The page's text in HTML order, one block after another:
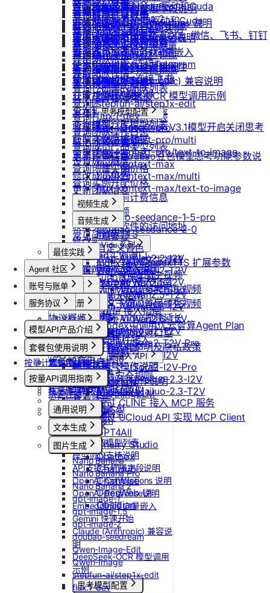
云硬盘扩容与挂载
云存储挂载
模型库挂载
自启动
手动安装监控
无卡模式
Windows安装Nvidia驱动和Cuda
ubuntu安装Nvidia驱动和Cuda
使用LangBot快速部署QQ、微信、飞书、钉钉
机器人
使用Clawdbot连接Telegram
使用Clawdbot连接飞书
重置实例密码
升降配实例
获取支持的可用区信息列表
查询网络加速服务状态
检查指定规格的资源可用性
获取可用机型列表
获取机型族列表
查询软件端口映射列表
查询模型仓库模型列表
获取实例监控数据
变更实例计费方式
查询创建实例价格
查询实例升配价格
查询实例当前计费信息
查询退费金额
获取实例上软件的访问地址
修改实例名称
更新Pod实例端口
设置/更新定时关机
取消定时关机
获取镜像标签列表
查询他人共享给自己的镜像
查询已收藏的镜像列表
查询自己发布的社区镜像
查询指定用户的社区镜像
查询镜像制作进度
共享/取消共享镜像
发布镜像到社区
收藏镜像
取消收藏镜像
更新镜像信息
查询云盘扩容价格
挂载 US3 对象存储到实例
云存储文件上传和下载
查询成员订单数量
查询成员未支付订单
查询成员未支付订单数量
导出团队账单
获取团队详情
查询已创建的团队列表
查询团队邀请记录
查询已加入的团队列表
查询团队操作日志
查询成员产品类型列表
设置成员额度
修改成员角色
更新团队信息
API支持与扩展字段说明
OpenAI-Completions 说明
OpenAI-Response说明
Embeddings 向量嵌入
Gemini 快速开始
Claude (Anthropic) 兼容说明
DeepSeek-OCR 模型调用示例
思考模型配置
DeepSeek V3.1模型开启关闭思考
说明
Doubao豆包模型思考功能参数说
明
Nano Banana Pro
Nano Banana 2
gpt-image-1
gpt-image-1.5
gpt-image-2
doubao-seedream
Qwen-Image-Edit
Qwen-Image
stepfun-ai/step1x-edit
flux.1-dev
flux-kontext-pro
flux-kontext-pro/multi
flux-kontext-pro/text-to-image
flux-kontext-max
flux-kontext-max/multi
flux-kontext-max/text-to-image
视频生成
doubao-seedance-1-5-pro
doubao-seedance-2-0
Vidu 系列
Vidu/文生视频
Vidu/图生视频
Vidu/参考图生视频
Vidu/首尾帧生视频
Vidu/视频延长
Vidu/对口型
Wan-AI/Wan2.2-I2V
Wan-AI/Wan2.2-T2V
Wan-AI/Wan2.5-I2V
Wan-AI/Wan2.5-T2V
Wan-AI/Wan2.6-I2V
Wan-AI/Wan2.6-T2V
OpenAI/Sora2-T2V
OpenAI/Sora2-T2V-Pro
OpenAI/Sora2-I2V
OpenAI/Sora2-I2V-Pro
MiniMax/Hailuo-2.3-I2V
MiniMax/Hailuo-2.3-T2V
音频生成
IndexTTS
自定义音色
IndexTeam/IndexTTS 扩展参数
suno音乐生成
MiniMax/speech-hd
通义千问 Qwen-TTS
常见问题答疑
最佳实践
OpenClaw 接入指南
Claude Code 接入指南
Codex 接入指南
OpenCode 接入指南
如何在codex中调用优云智算Agent Plan
ComfyUI插件接入
常见客户端接入 API
Dify
RAGFlow
AnythingLLM
纳米AI
n8n
GPT4All
Cherry Studio
Chatbox
ChatHub
ChatWise
OpenWeb UI
Obsidian
MCP 说明
MCP 简介
通过 CLINE 接入 MCP 服务
通过 UCloud API 实现 MCP Client
Agent 社区
产品介绍
产品介绍
快速开始
控制台操作
Agent广场
操作指南
模型配置
计费说明
升配与续费
到期与数据说明
账号与账单
账号注册
注册流程
注销账号
实名认证
认证概览
个人认证
高校认证
企业认证
团队管理
团队功能概览
管理员账号操作说明
团队成员账号操作说明
账单与发票
账号充值
提现规则
查看账单
开具发票
服务协议
协议概览
优云智算服务框架协议
优云智算云服务法律声明及隐私政策
优云智算用户协议
优云智算云平台安全规则
优云智算激励活动协议
模型API产品介绍
模型API服务
套餐包使用说明
套餐包快速上手
套餐计费逻辑
套餐用量统计
客户端接入
OpenClaw 云端服务
按量计费说明
按量API调用指南
快速开始
通用说明
认证鉴权
错误码
文本生成
如何获取模型列表
模型协议支持说明
API支持与扩展字段说明
OpenAI-Completions 说明
OpenAI-Response说明
Embeddings 向量嵌入
Gemini 快速开始
Claude (Anthropic) 兼容说
明
DeepSeek-OCR 模型调用
示例
思考模型配置
图片生成
Nano Banana
Nano Banana Pro
Nano Banana 2
gpt-image-1
gpt-image-1.5
gpt-image-2
doubao-seedream
Qwen-Image-Edit
Qwen-Image
stepfun-ai/step1x-edit
flux.1-dev